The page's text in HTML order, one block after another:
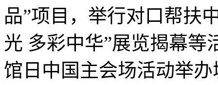
品”项目，举行对口帮扶
光 多彩中华”展览揭幕等
馆日中国主会场活动举